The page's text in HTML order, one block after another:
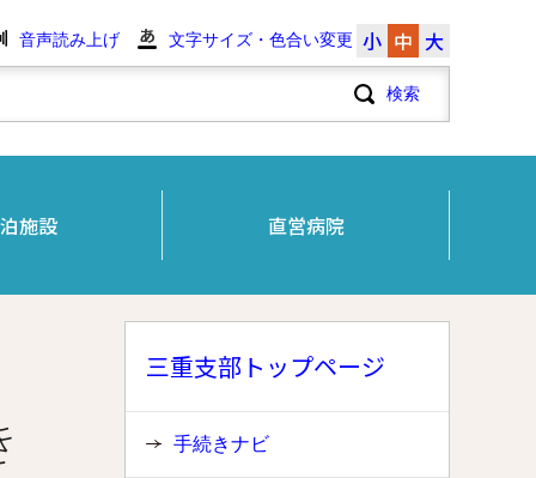
音声読み上げ 文字サイズ・色合い変更 小 中 大
施設 直営病院
三重支部トップページ
手続きナビ